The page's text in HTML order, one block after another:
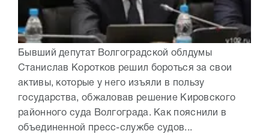
Бывший депутат Волгоградской облдумы
Станислав Коротков решил бороться за свои
активы, которые у него изъяли в пользу
государства, обжаловав решение Кировского
районного суда Волгограда. Как пояснили в
объединенной пресс-службе судов...